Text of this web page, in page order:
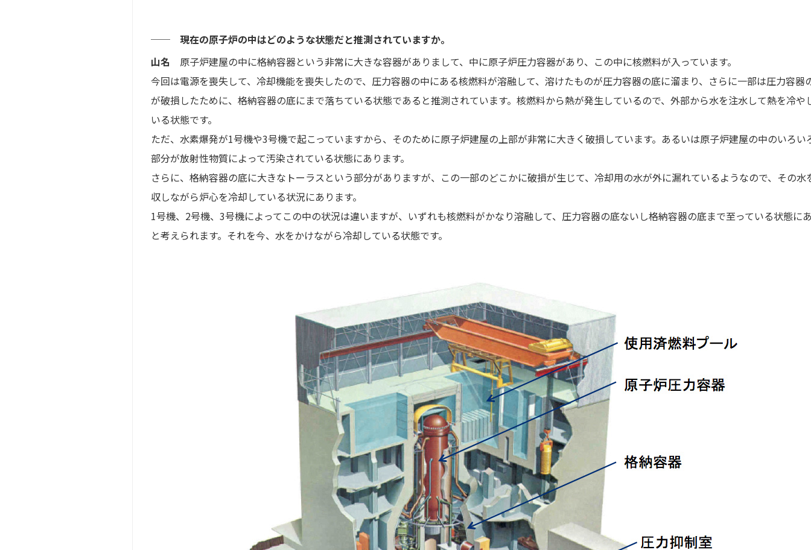
── 現在の原子炉の中はどのような状態だと推測されていますか。
山名 原子炉建屋の中に格納容器という非常に大きな容器がありまして、中に原子炉圧力容器があり、この中に核燃料が入っています。
今回は電源を喪失して、冷却機能を喪失したので、圧力容器の中にある核燃料が溶融して、溶けたものが圧力容器の底に溜まり、さらに一部は圧力容器
が破損したために、格納容器の底にまで落ちている状態であると推測されています。核燃料から熱が発生しているので、外部から水を注水して熱を冷や
いる状態です。
ただ、水素爆発が1号機や3号機で起こっていますから、そのために原子炉建屋の上部が非常に大きく破損しています。あるいは原子炉建屋の中のいろい
部分が放射性物質によって汚染されている状態にあります。
さらに、格納容器の底に大きなトーラスという部分がありますが、この一部のどこかに破損が生じて、冷却用の水が外に漏れているようなので、その水
収しながら炉心を冷却している状況にあります。
1号機、2号機、3号機によってこの中の状況は違いますが、いずれも核燃料がかなり溶融して、圧力容器の底ないし格納容器の底まで至っている状態に
と考えられます。それを今、水をかけながら冷却している状態です。